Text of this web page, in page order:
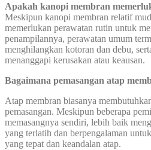
Apakah kanopi membran
Meskipun kanopi membran relatif
memerlukan perawatan rutin untuk
penampilannya, perawatan umum
menghilangkan kotoran dan debu,
menanggapi kerusakan atau keausan.
Bagaimana pemasangan atap
Atap membran biasanya
pemasangan. Meskipun beberapa
memasangnya sendiri, lebih baik
yang terlatih dan berpengalaman
yang tepat dan keandalan atap.